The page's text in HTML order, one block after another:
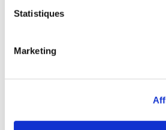
Statistiques
Marketing
AVIATION